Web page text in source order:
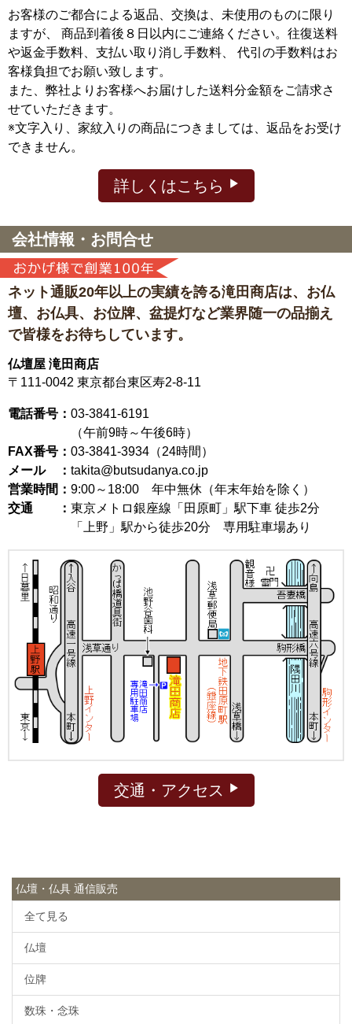
お客様のご都合による返品、交換は、未使用のものに限り
ますが、
商品到着後８日以内にご連絡ください。往復送料
や返金手数料、支払い取り消し手数料、 代引の手数料はお
客様負担でお願い致します。
また、弊社よりお客様へお届けした送料分金額をご請求さ
せていただきます。
※文字入り、家紋入りの商品につきましては、返品をお受け
できません。
詳しくはこちら
会社情報・お問合せ
ネット通販20年以上の実績を誇る滝田商店は、 お仏
壇、お仏具、お位牌、盆提灯など業界随一の品揃え
で皆様をお待ちしています。
仏壇屋 滝田商店
〒111-0042 東京都台東区寿2-8-11
電話番号： 03-3841-6191
（午前9時～午後6時）
FAX番号： 03-3841-3934（24時間）
メール ： takita@butsudanya.co.jp
営業時間： 9:00～18:00 年中無休（年末年始を除く）
交通 ： 東京メトロ銀座線「田原町」駅下車 徒歩2分
「上野」駅から徒歩20分 専用駐車場あり
交通・アクセス
仏壇・仏具 通信販売
全て見る
仏壇
位牌
数珠・念珠